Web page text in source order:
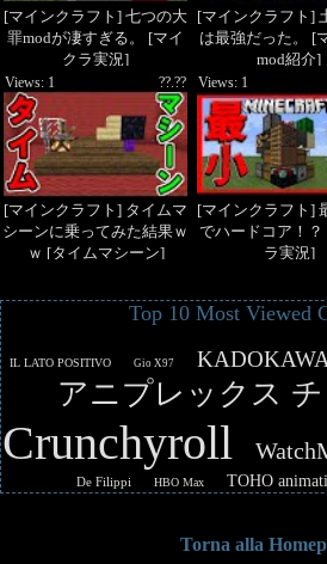
[マインクラフト] 七つの大
罪modが凄すぎる。 [マイ
クラ実況]
[マインクラフト]
は最強だった。 [
mod紹介]
[マインクラフト] タイムマ
シーンに乗ってみた結果ｗ
ｗ [タイムマシーン]
??.??
Views: 1
[マインクラフト]
でハードコア！？
ラ実況]
Views: 1
Top 10 Most Viewed
IL LATO POSITIVO Gio X97
アニプレックス
Crunchyroll
De Filippi
HBO Max TOHO
Torna alla